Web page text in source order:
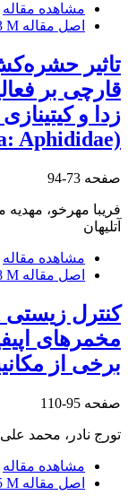
مشاهده مقاله
اصل مقاله M
قارچی بر
Aphididae)
صفحه 73-94
فریبا مهرخو،
آتلیهان
مشاهده مقاله
اصل مقاله M
مخمرهای
برخی از
صفحه 95-110
تورج نادر، محمد
مشاهده مقاله
اصل مقاله M